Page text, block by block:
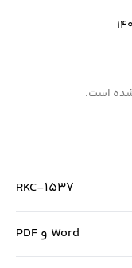
است.
RKC-1537
Word و PDF